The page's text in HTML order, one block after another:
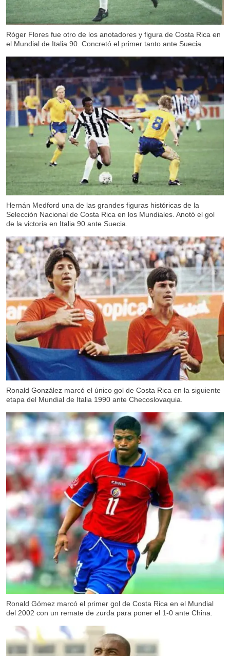
Róger Flores fue otro de los anotadores y figura de Costa Rica en
el Mundial de Italia 90. Concretó el primer tanto ante Suecia.
Hernán Medford una de las grandes figuras históricas de la
Selección Nacional de Costa Rica en los Mundiales. Anotó el gol
de la victoria en Italia 90 ante Suecia.
Ronald González marcó el único gol de Costa Rica en la siguiente
etapa del Mundial de Italia 1990 ante Checoslovaquia.
Ronald Gómez marcó el primer gol de Costa Rica en el Mundial
del 2002 con un remate de zurda para poner el 1-0 ante China.